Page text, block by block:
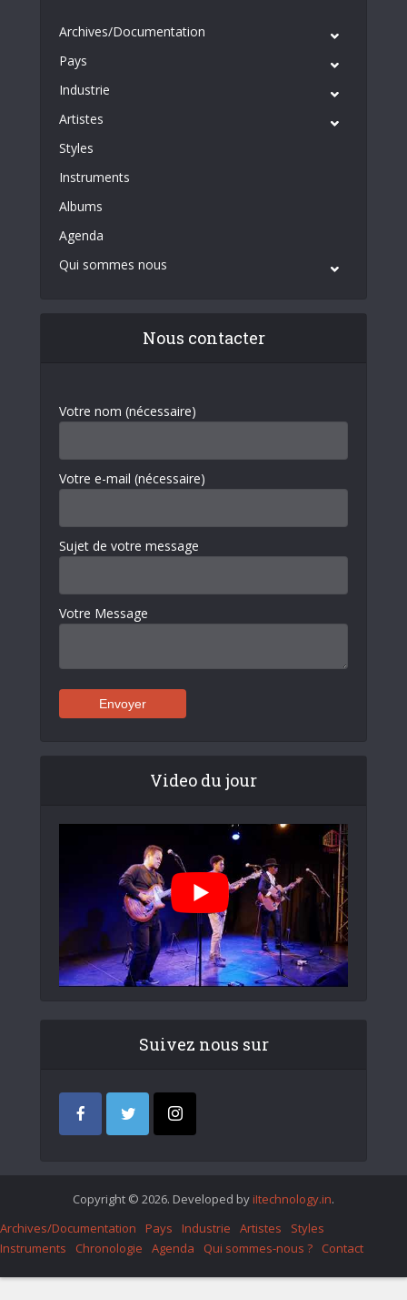
Archives/Documentation
Pays
Industrie
Artistes
Styles
Instruments
Albums
Agenda
Qui sommes nous
Nous contacter
Votre nom (nécessaire)
Votre e-mail (nécessaire)
Sujet de votre message
Votre Message
Video du jour
Suivez nous sur
Copyright © 2026. Developed by iItechnology.in.
Archives/Documentation
Pays Industrie Artistes
Styles
Instruments
Chronologie Agenda Qui sommes-nous ? Contact